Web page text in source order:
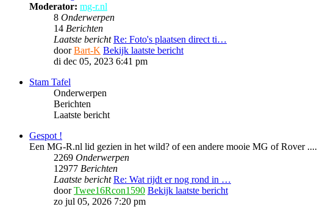
Moderator: mg-r.nl
8 Onderwerpen
14 Berichten
Laatste bericht Re: Foto's plaatsen direct ti…
doorBart-K Bekijk laatste bericht
di dec 05, 2023 6:41 pm
Stam Tafel
Onderwerpen
Berichten
Laatste bericht
Gespot !
Een MG-R.nl lid gezien in het wild? of een andere mooie MG of Rover ....
2269 Onderwerpen
12977 Berichten
Laatste bericht Re: Wat rijdt er nog rond in …
doorTwee16Rcon1590 Bekijk laatste bericht
zo jul 05, 2026 7:20 pm